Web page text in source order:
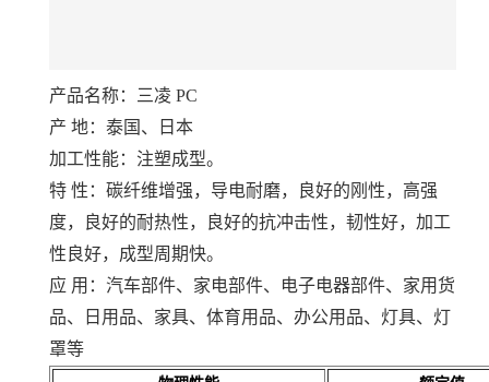
产品名称：三凌 PC
产 地：泰国、日本
加工性能：注塑成型。
特 性：碳纤维增强，导电耐磨，良好的刚性，高强
度，良好的耐热性，良好的抗冲击性，韧性好，加工
性良好，成型周期快。
应 用：汽车部件、家电部件、电子电器部件、家用货
品、日用品、家具、体育用品、办公用品、灯具、灯
罩等